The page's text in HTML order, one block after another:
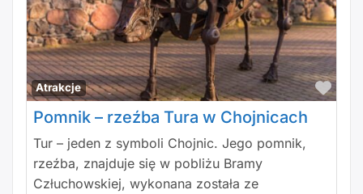
Atrakcje
Pomnik – rzeźba Tura w Chojnicach
Tur – jeden z symboli Chojnic. Jego pomnik,
rzeźba, znajduje się w pobliżu Bramy
Człuchowskiej, wykonana została ze